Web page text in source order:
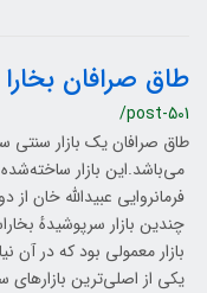
طاق صرافان بخارا
/post-501
طاق صرافان یک بازار سنتی
فرمانروایی عبیدالله خان
چندین بازار سرپوشیدهٔ
بازار معمولی بود که در آن
یکی از اصلی‌ترین